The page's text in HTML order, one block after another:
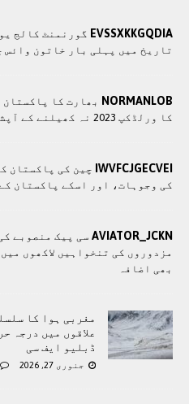
EVSSXKKGQDIA
تاریخ میں پہلی بار خاتون وائس
NORMANLOB بھارت کا
کا ورلڈکپ 2023 نہ کھیلنے کے آپشن پر غور
IWVFCJGECVEI چین کی پاکستان
کی وجوہات، اور اسکے پاکستان
AVIATOR_JCKN سی پيک منصوبے
مزدوروں کی تنخواہيں لاکھوں
بھی اضافہ
مغربی ہوا کا
علاقوں میں درجہ
ڈبلیو ایف سی
جنوری 27, 2026